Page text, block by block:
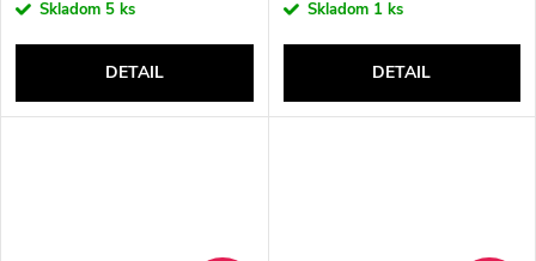
Skladom 5 ks
DETAIL
Skladom 1 ks
DETAIL